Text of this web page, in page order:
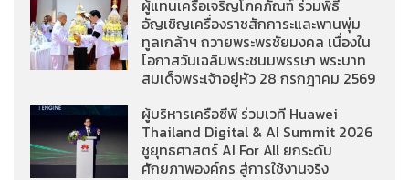
ผู้แทนเครือเจริญโภคภัณฑ์ ร่วมพิธี
อัญเชิญเครื่องราชสักการะและพานพุ่ม
ทูลเกล้าฯ ถวายพระพรชัยมงคล เนื่องใน
โอกาสวันเฉลิมพระชนมพรรษา พระบาท
สมเด็จพระเจ้าอยู่หัว 28 กรกฎาคม 2569
ผู้บริหารเครือซีพี ร่วมเวที Huawei
Thailand Digital & AI Summit 2026
ชูยุทธศาสตร์ AI For All ยกระดับ
ศักยภาพองค์กร สู่การใช้งานจริง